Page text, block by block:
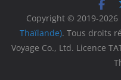
Copyright © 2019-2026
Thaïlande). Tous droits
Voyage Co., Ltd. Licence